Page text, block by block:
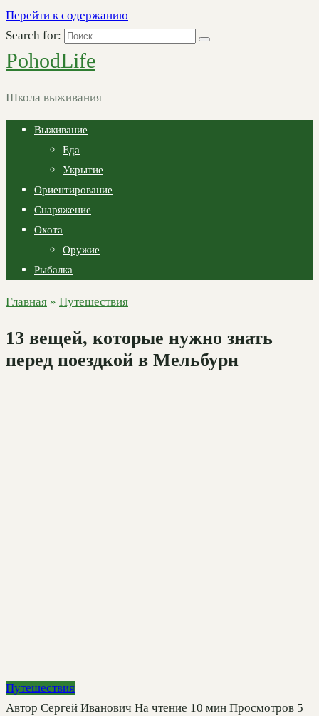
Перейти к содержанию
Search for:
PohodLife
Школа выживания
Выживание
Еда
Укрытие
Ориентирование
Снаряжение
Охота
Оружие
Рыбалка
Главная » Путешествия
13 вещей, которые нужно знать
перед поездкой в Мельбурн
Путешествия
Автор Сергей Иванович На чтение 10 мин Просмотров 5